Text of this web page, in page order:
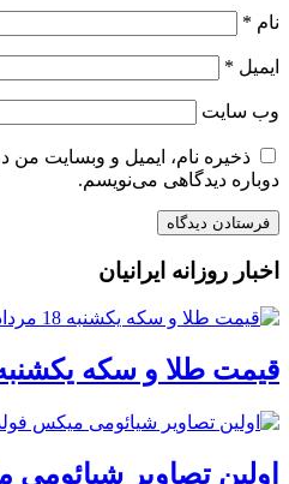
نام *
ایمیل *
وب‌ سایت
ذخیره نام، ایمیل و وبسایت من
دوباره دیدگاهی می‌نویسم.
اخبار روزانه ایرانیان
قیمت طلا و سکه یکشنبه 18 مرداد+